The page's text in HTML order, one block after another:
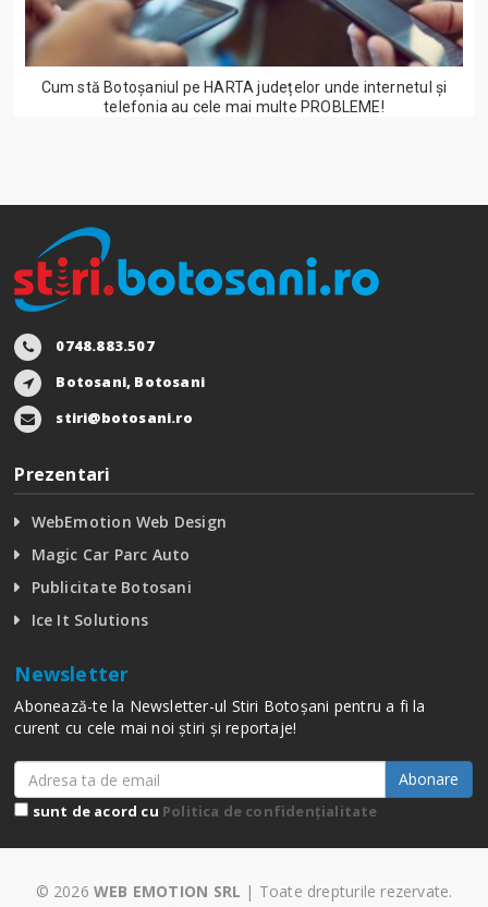
Cum stă Botoșaniul pe HARTA județelor unde internetul și
telefonia au cele mai multe PROBLEME!
0748.883.507
Botosani, Botosani
stiri@botosani.ro
Prezentari
WebEmotion Web Design
Magic Car Parc Auto
Publicitate Botosani
Ice It Solutions
Newsletter
Abonează-te la Newsletter-ul Stiri Botoșani pentru a fi la
curent cu cele mai noi știri și reportaje!
Abonare
sunt de acord cu Politica de confidențialitate
© 2026 WEB EMOTION SRL | Toate drepturile rezervate.